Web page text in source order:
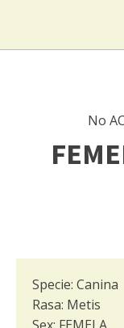
No
Specie: Canina
Rasa: Metis